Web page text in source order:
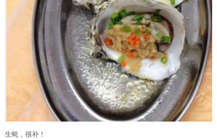
生蚝，很补！